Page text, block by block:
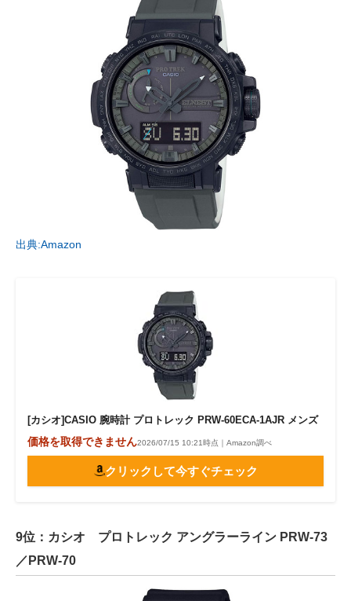
出典:Amazon
[カシオ]CASIO 腕時計 プロトレック PRW-60ECA-1AJR メンズ
価格を取得できません2026/07/15 10:21時点｜Amazon調べ
クリックして今すぐチェック
9位：カシオ プロトレック アングラーライン PRW-73
／PRW-70